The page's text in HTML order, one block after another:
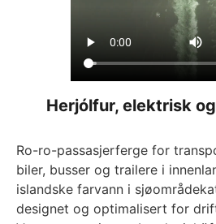
Herjólfur, elektrisk
Ro-ro-passasjerferge for
biler, busser og trailere i
islandske farvann i
designet og optimalisert for